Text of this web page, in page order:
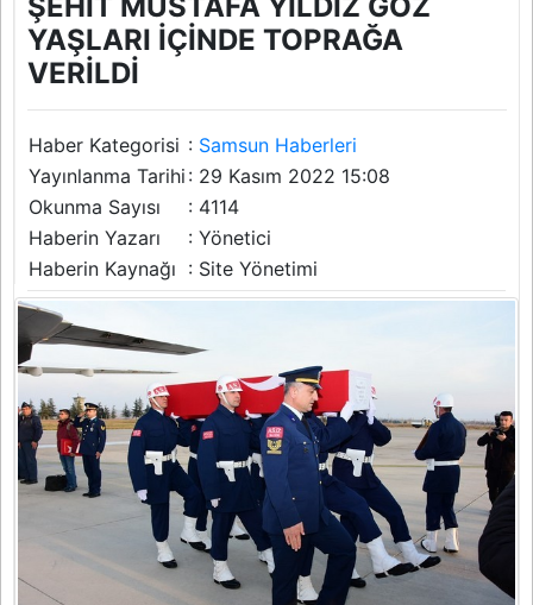
YAŞLARI İÇİNDE TOPRAĞA
VERİLDİ
Haber Kategorisi : Samsun Haberleri
Yayınlanma Tarihi : 29 Kasım 2022 15:08
Okunma Sayısı
: 4114
Haberin Yazarı
: Yönetici
Haberin Kaynağı : Site Yönetimi